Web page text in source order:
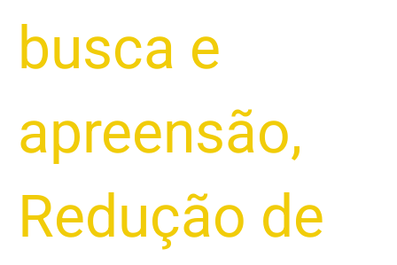
busca e
apreensão,
Redução de